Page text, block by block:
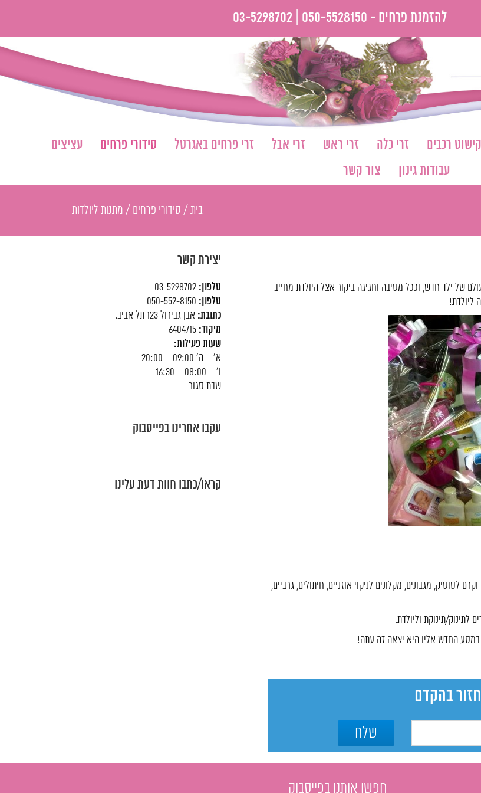
להזמנת פרחים - 050-5528150 |
03-5298702
קישוט רכבים זרי כלה זרי ראש זרי אבל זרי פרחים באגרטל סידורי פרחים
עציצים
עבודות גינון
צור קשר
בית / סידורי פרחים / מתנות ליולדות
של ילד חדש, וככל מסיבה וחגיגה ביקור אצל היולדת מחייב
ליולדת!
לטוסיק, מגבונים, מקלונים לניקוי אוזניים, חיתולים, גרביים,
לתינוק/תינוקת וליולדת.
במסע החדש אליו היא יצאה זה עתה!
בהקדם
יצירת קשר
טלפון:
טלפון:
כתובת: אבן גבירול 123 תל אביב.
מיקוד: 6404715
שעות פעילות:
א' – ה' 09:00 – 20:00
ו' – 08:00 – 16:30
שבת סגור
עקבו אחרינו בפייסבוק
קראו/כתבו חוות דעת עלינו
חפשו אותנו בפייסבוק